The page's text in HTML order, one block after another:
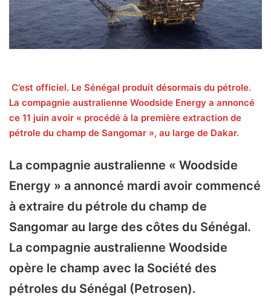
C’est officiel. Le Sénégal produit désormais du pétrole.
La compagnie australienne Woodside Energy a annoncé
ce 11 juin avoir « procédé à la première extraction de
pétrole du champ de Sangomar », au large de Dakar.
La compagnie australienne « Woodside
Energy » a annoncé mardi avoir commencé
à extraire du pétrole du champ de
Sangomar au large des côtes du Sénégal.
La compagnie australienne Woodside
opère le champ avec la Société des
pétroles du Sénégal (Petrosen).